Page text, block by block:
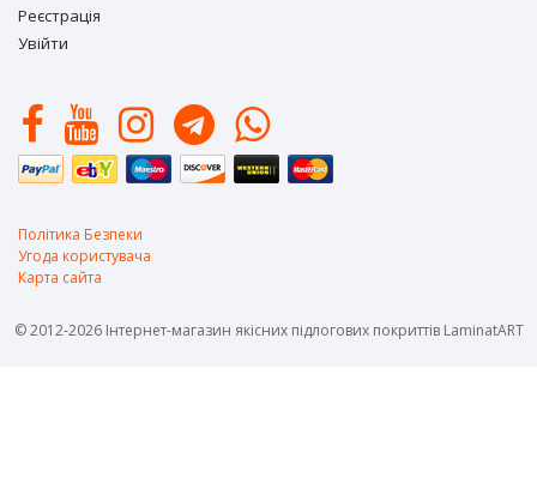
Реєстрація
Увійти
Політика Безпеки
Угода користувача
Карта сайта
© 2012-2026 Інтернет-магазин якісних підлогових покриттів LaminatART